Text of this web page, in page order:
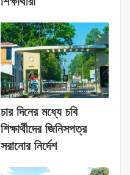
চার দিনের মধ্যে চবি
শিক্ষার্থীদের জিনিসপত্র
সরানোর নির্দেশ